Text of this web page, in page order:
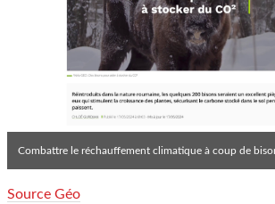
Combattre le réchauffement climatique à coup de
Source Géo